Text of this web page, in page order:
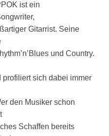
ist ein
Gitarrist. Seine
und Country.
sich dabei immer
den Musiker schon
Schaffen bereits